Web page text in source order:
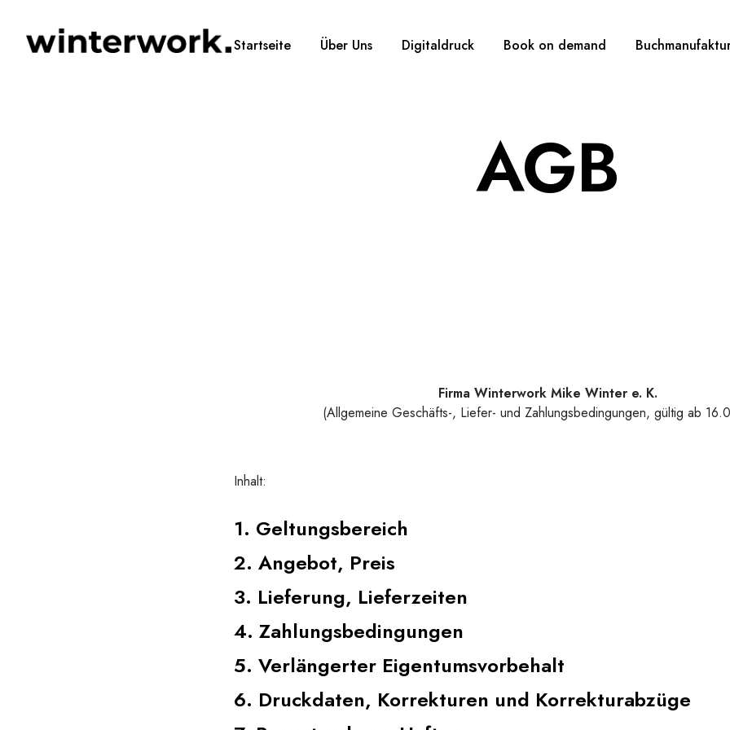
Startseite Über Uns Digitaldruck Book on demand
AGB
Firma Winterwork Mike Winter e. K.
(Allgemeine Geschäfts-, Liefer- und Zahlungsbedingungen, gültig ab
Inhalt:
1. Geltungsbereich
2. Angebot, Preis
3. Lieferung, Lieferzeiten
4. Zahlungsbedingungen
5. Verlängerter Eigentumsvorbehalt
6. Druckdaten, Korrekturen und Korrekturabzüge